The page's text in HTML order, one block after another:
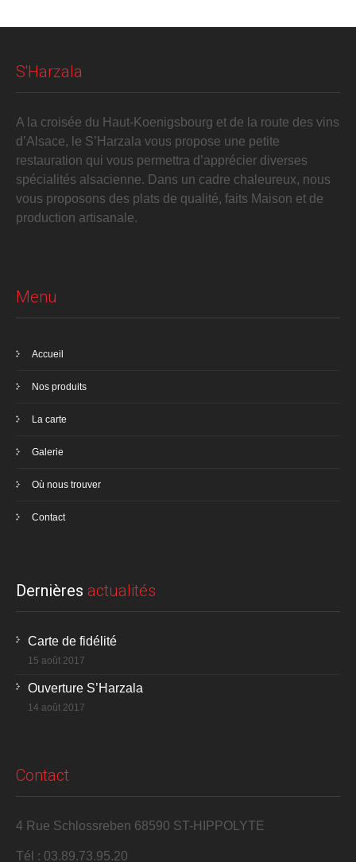
S'Harzala
A la croisée du Haut-Koenigsbourg et de la route des vins
d’Alsace, le S’Harzala vous propose une petite
restauration qui vous permettra d’apprécier diverses
spécialités alsacienne. Dans un cadre chaleureux, nous
vous proposons des plats de qualité, faits Maison et de
production artisanale.
Menu
Accueil
Nos produits
La carte
Galerie
Où nous trouver
Contact
Dernières actualités
Carte de fidélité
15 août 2017
Ouverture S’Harzala
14 août 2017
Contact
4 Rue Schlossreben 68590 ST-HIPPOLYTE
Tél : 03.89.73.95.20